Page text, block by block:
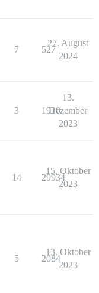
7 527
27. August
2024
3 1910
13.
Dezember
2023
14 29934
15. Oktober
2023
5 2084
13. Oktober
2023